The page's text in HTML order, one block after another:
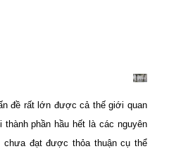
đề rất lớn được cả thế giới quan
thành phần hầu hết là các nguyên
đạt được thỏa thuận cụ thể